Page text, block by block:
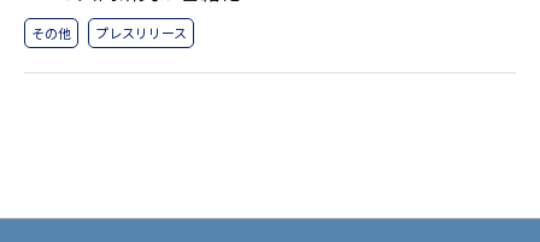
その他 プレスリリース